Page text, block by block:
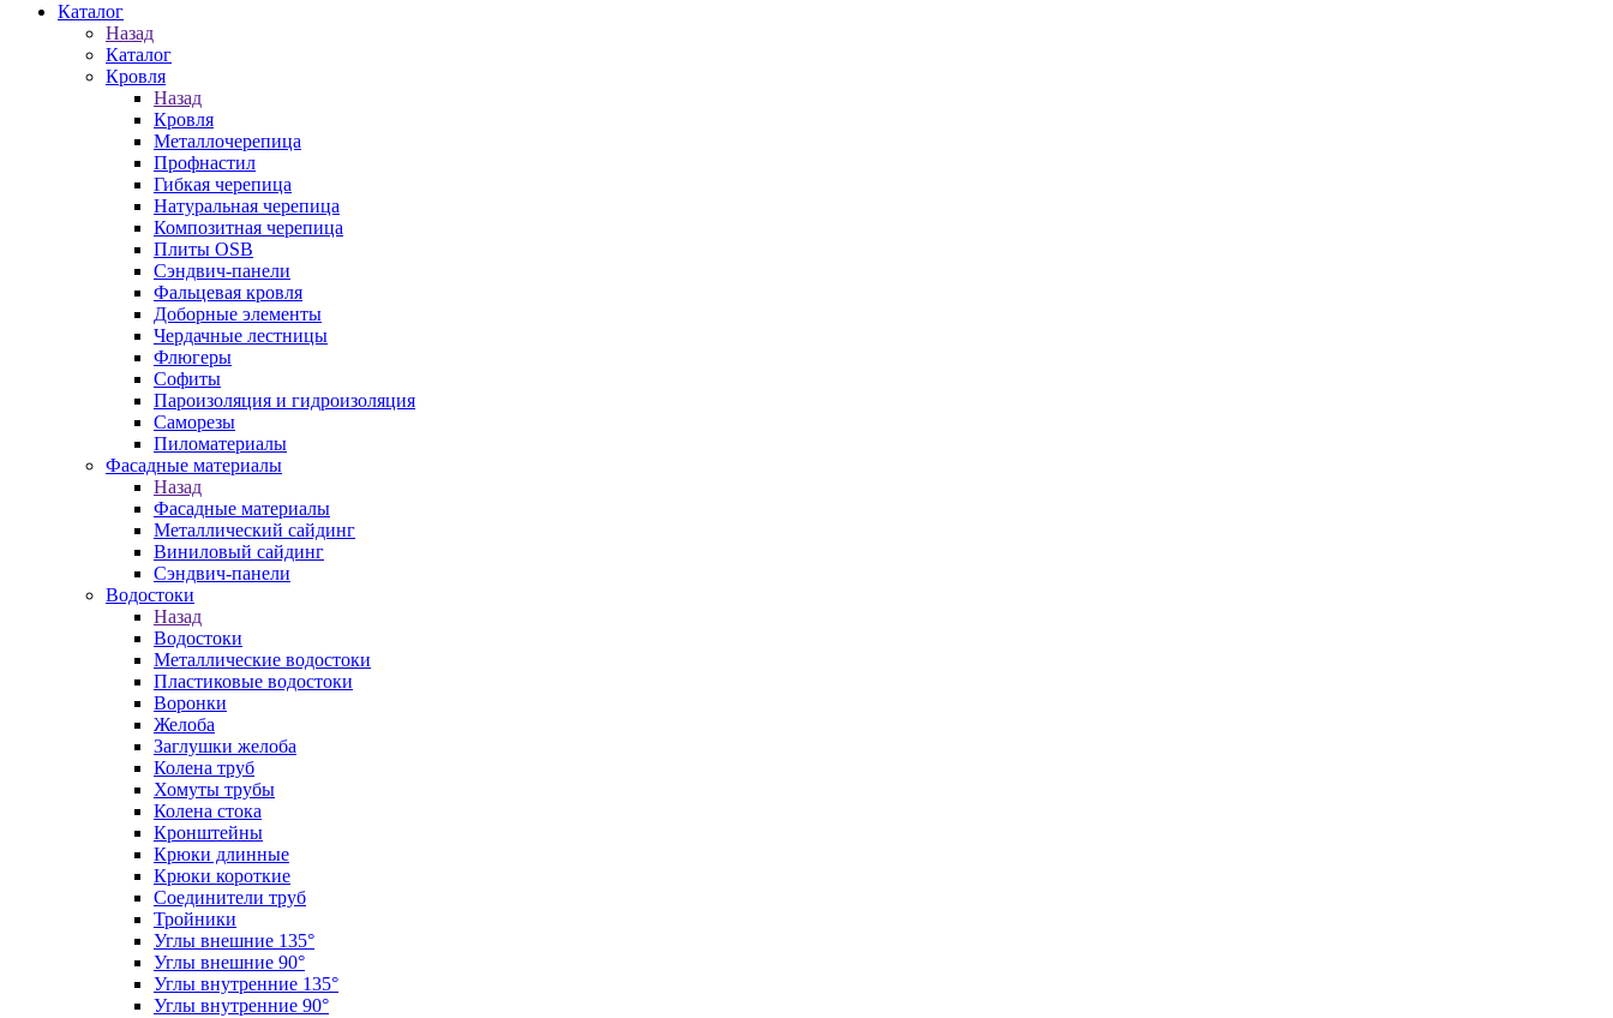
Каталог
Назад
Каталог
Кровля
Назад
Кровля
Металлочерепица
Профнастил
Гибкая черепица
Натуральная черепица
Композитная черепица
Плиты OSB
Сэндвич-панели
Фальцевая кровля
Доборные элементы
Чердачные лестницы
Флюгеры
Софиты
Пароизоляция и гидроизоляция
Саморезы
Пиломатериалы
Фасадные материалы
Назад
Фасадные материалы
Металлический сайдинг
Виниловый сайдинг
Сэндвич-панели
Водостоки
Назад
Водостоки
Металлические водостоки
Пластиковые водостоки
Воронки
Желоба
Заглушки желоба
Колена труб
Хомуты трубы
Колена стока
Кронштейны
Крюки длинные
Крюки короткие
Соединители труб
Тройники
Углы внешние 135°
Углы внешние 90°
Углы внутренние 135°
Углы внутренние 90°